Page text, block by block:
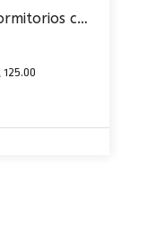
Apto en Alquiler de 3 dormitorios con garaje en Carrasco sobre rambla al frente
125.00